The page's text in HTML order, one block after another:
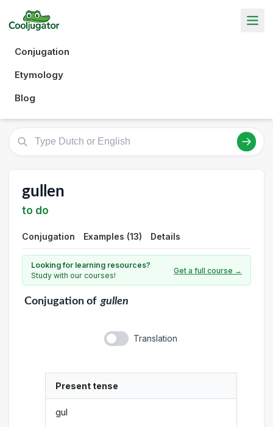
Conjugation
Etymology
Blog
gullen
to do
Conjugation Examples (13) Details
Looking for learning resources?
Study with our courses!
Get a full course →
Conjugationof gullen
Translation
Present tense
gul